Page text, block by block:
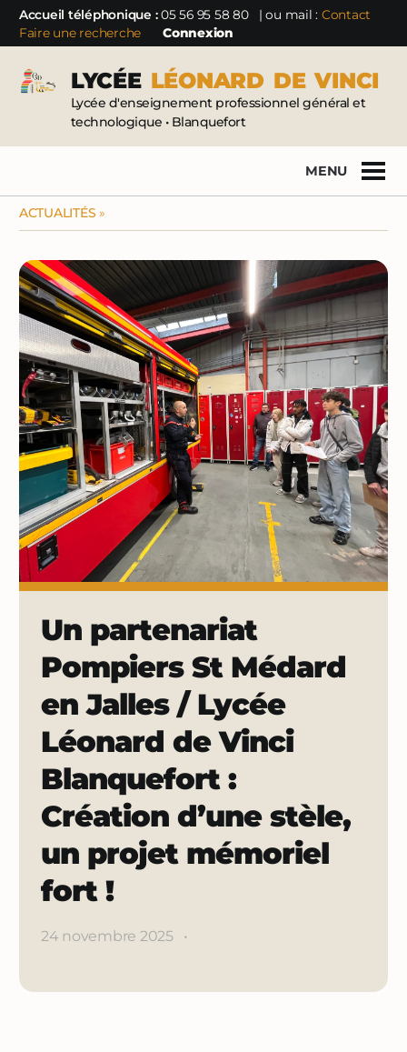
Accueil téléphonique :05 56 95 58 80 | ou mail : Contact
Faire une recherche
Connexion
LYCÉE LÉONARD DE VINCI
Lycée d'enseignement professionnel général et
technologique • Blanquefort
MENU
ACTUALITÉS »
Un partenariat
Pompiers St Médard
en Jalles / Lycée
Léonard de Vinci
Blanquefort :
Création d’une stèle,
un projet mémoriel
fort !
24 novembre 2025 •